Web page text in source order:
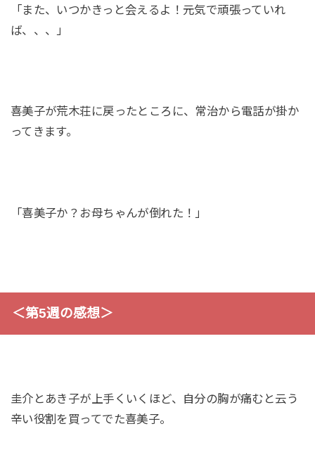
「また、いつかきっと会えるよ！元気で頑張っていれ
ば、、、」
喜美子が荒木荘に戻ったところに、常治から電話が掛か
ってきます。
「喜美子か？お母ちゃんが倒れた！」
＜第5週の感想＞
圭介とあき子が上手くいくほど、自分の胸が痛むと云う
辛い役割を買ってでた喜美子。